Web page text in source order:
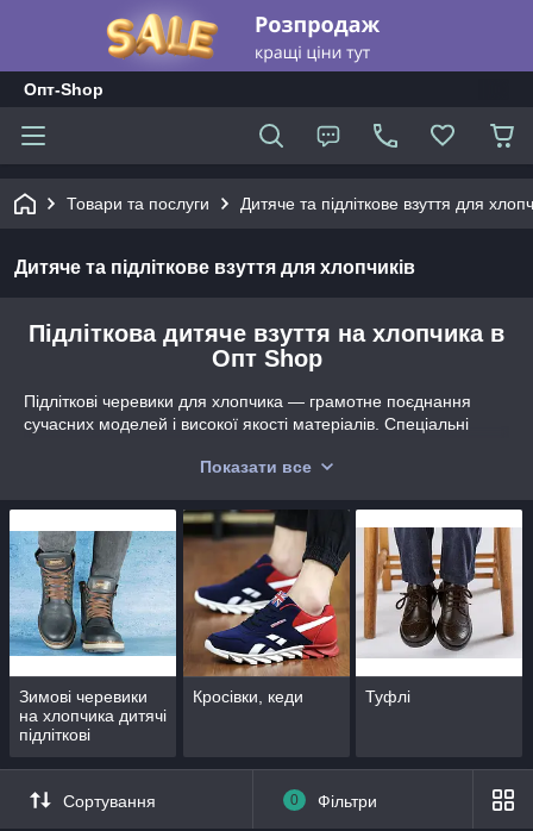
Опт-Shop
Товари та послуги Дитяче та підліткове взуття для
Дитяче та підліткове взуття для хлопчиків
Підліткова дитяче взуття на хлопчика в
Опт Shop
Підліткові черевики для хлопчика — грамотне поєднання
сучасних моделей і високої якості матеріалів. Спеціальні
впевненість у кожному кроці!
Сьогодні консультант магазину з радістю допоможе Вам
підібрати розмір або відповість на Ваші запитання, а завтра
Ви вже будете насолоджуватися новою парою черевиків, так
як доставка здійснюється у будь-який населений пункт
України.
Показати все
Зимові черевики
на хлопчика дитячі
підліткові
Кросівки, кеди Туфлі
Сортування 0 Фільтри